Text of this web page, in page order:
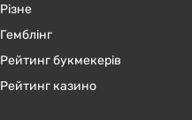
Різне
Гемблінг
Рейтинг букмекерів
Рейтинг казино